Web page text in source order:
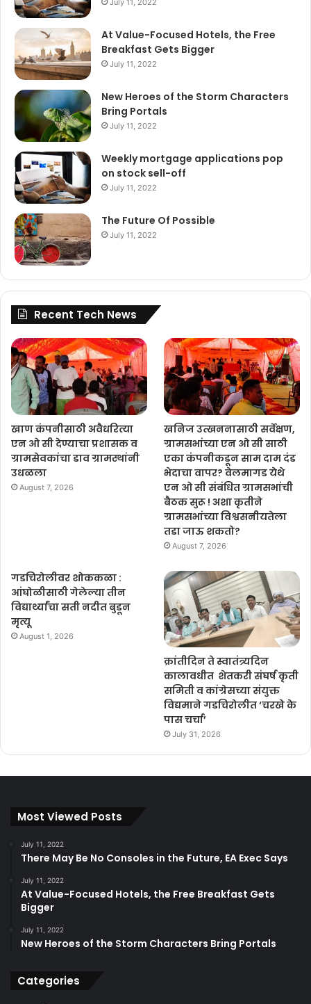
July 11, 2022
At Value-Focused Hotels, the Free
Breakfast Gets Bigger
July 11, 2022
New Heroes of the Storm Characters
Bring Portals
July 11, 2022
Weekly mortgage applications pop
on stock sell-off
July 11, 2022
The Future Of Possible
July 11, 2022
Recent Tech News
खाण कंपनीसाठी अवैधरित्या
एन ओ सी देण्याचा प्रशासक व
ग्रामसेवकांचा डाव ग्रामस्थांनी
उधळला
August 7, 2026
खनिज उत्खननासाठी सर्वेक्षण,
ग्रामसभांच्या एन ओ सी साठी
एका कंपनीकडून साम दाम दंड
भेदाचा वापर? वेलमागड येथे
एन ओ सी संबंधित ग्रामसभांची
बैठक सुरू ! अशा कृतीने
ग्रामसभांच्या विश्वसनीयतेला
तडा जाऊ शकतो?
August 7, 2026
गडचिरोलीवर शोककळा :
आंघोळीसाठी गेलेल्या तीन
विद्यार्थ्यांचा सती नदीत बुडून
मृत्यू
August 1, 2026
क्रांतीदिन ते स्वातंत्र्यदिन
कालावधीत शेतकरी संघर्ष कृती
समिती व कांग्रेसच्या संयुक्त
विद्यमाने गडचिरोलीत ‘चरखे के
पास चर्चा’
July 31, 2026
Most Viewed Posts
July 11, 2022
There May Be No Consoles in the Future, EA Exec Says
July 11, 2022
At Value-Focused Hotels, the Free Breakfast Gets
Bigger
July 11, 2022
New Heroes of the Storm Characters Bring Portals
Categories